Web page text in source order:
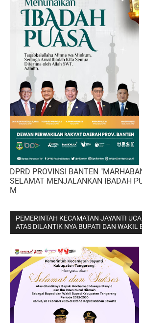
DPRD PROVINSI BANTEN
SELAMAT MENJALANKAN IBADAH
M
PEMERINTAH KECAMATAN JAYANTI
ATAS DILANTIK NYA BUPATI DAN WAKIL